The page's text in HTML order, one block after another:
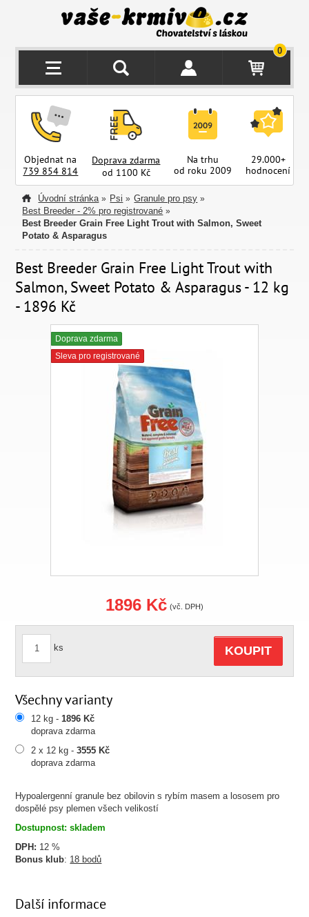
0
Objednat na
739 854 814
Doprava zdarma
od 1100 Kč
Na trhu
od roku 2009
29.000+
hodnocení
Úvodní stránka » Psi » Granule pro psy »
Best Breeder - 2% pro registrované »
Best Breeder Grain Free Light Trout with Salmon, Sweet
Potato & Asparagus
Best Breeder Grain Free Light Trout with
Salmon, Sweet Potato & Asparagus - 12 kg
- 1896 Kč
Doprava zdarma
Sleva pro registrované
Hypoalergenní granule bez obilovin s rybím masem a lososem pro
dospělé psy plemen všech velikostí
Dostupnost: skladem
DPH: 12 %
Bonus klub: 18 bodů
1896 Kč (vč. DPH)
ks KOUPIT
Všechny varianty
12 kg -1896 Kč
doprava zdarma
2 x 12 kg -3555 Kč
doprava zdarma
Další informace